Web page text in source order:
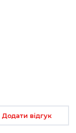
Додати відгук